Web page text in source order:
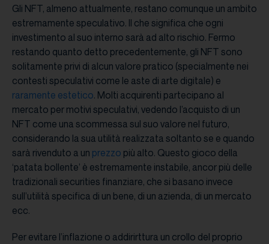
Gli NFT, almeno attualmente, restano comunque un ambito
estremamente speculativo. Il che significa che ogni
investimento al suo interno sarà ad alto rischio. Fermo
restando quanto detto precedentemente, gli NFT sono
solitamente privi di alcun valore pratico (specialmente nei
contesti speculativi come le aste di arte digitale) e
raramente estetico. Molti acquirenti partecipano al
mercato per motivi speculativi, vedendo l’acquisto di un
NFT come una scommessa sul suo valore nel futuro,
considerando la sua utilità realizzata soltanto se e quando
sarà rivenduto a un prezzo più alto. Questo gioco della
‘patata bollente’ è estremamente instabile, ancor più delle
tradizionali securities finanziare, che si basano invece
sull’utilità specifica di un bene, di un azienda, di un mercato
ecc.
Per evitare l’inflazione o addirirttura un crollo del proprio